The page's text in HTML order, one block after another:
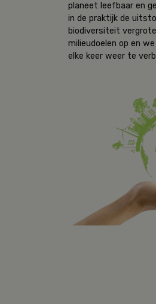
planeet leefbaar en
in de praktijk de
biodiversiteit
milieudoelen op en
elke keer weer te